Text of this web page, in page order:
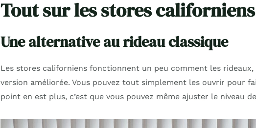
Tout sur les stores californiens
Une alternative au rideau classique
Les stores californiens fonctionnent un peu comment les rideaux,
version améliorée. Vous pouvez tout simplement les ouvrir pour
point en est plus, c’est que vous pouvez même ajuster le niveau